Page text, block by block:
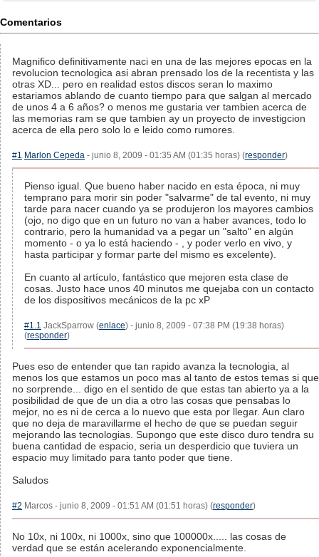
Comentarios
Magnifico definitivamente naci en una de las mejores epocas en la
revolucion tecnologica asi abran prensado los de la recentista y las
otras XD... pero en realidad estos discos seran lo maximo
estariamos ablando de cuanto tiempo para que salgan al mercado
de unos 4 a 6 años? o menos me gustaria ver tambien acerca de
las memorias ram se que tambien ay un proyecto de investigcion
acerca de ella pero solo lo e leido como rumores.
#1 Marlon Cepeda - junio 8, 2009 - 01:35 AM (01:35 horas) (responder)
Pienso igual. Que bueno haber nacido en esta época, ni muy
temprano para morir sin poder "salvarme" de tal evento, ni muy
tarde para nacer cuando ya se produjeron los mayores cambios
(ojo, no digo que en un futuro no van a haber avances, todo lo
contrario, pero la humanidad va a pegar un "salto" en algún
momento - o ya lo está haciendo - , y poder verlo en vivo, y
hasta participar y formar parte del mismo es excelente).
En cuanto al artículo, fantástico que mejoren esta clase de
cosas. Justo hace unos 40 minutos me quejaba con un contacto
de los dispositivos mecánicos de la pc xP
#1.1 JackSparrow (enlace) - junio 8, 2009 - 07:38 PM (19:38 horas)
(responder)
Pues eso de entender que tan rapido avanza la tecnologia, al
menos los que estamos un poco mas al tanto de estos temas si que
no sorprende... digo en el sentido de que estas tan abierto ya a la
posibilidad de que de un dia a otro las cosas que pensabas lo
mejor, no es ni de cerca a lo nuevo que esta por llegar. Aun claro
que no deja de maravillarme el hecho de que se puedan seguir
mejorando las tecnologias. Supongo que este disco duro tendra su
buena cantidad de espacio, seria un desperdicio que tuviera un
espacio muy limitado para tanto poder que tiene.
Saludos
#2 Marcos - junio 8, 2009 - 01:51 AM (01:51 horas) (responder)
No 10x, ni 100x, ni 1000x, sino que 100000x..... las cosas de
verdad que se están acelerando exponencialmente.